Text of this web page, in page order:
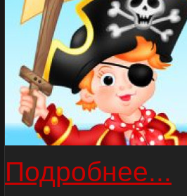
Подробнее...